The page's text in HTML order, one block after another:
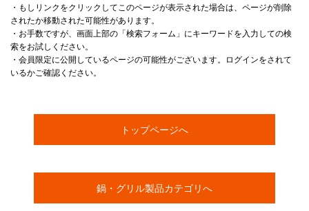
・もしリンクをクリックしてこのページが表示された場合は、ページが削除
されたか移動された可能性があります。
・お手数ですが、画面上部の「検索フォーム」にキーワードを入力しての検
索をお試しください。
・会員限定に公開しているページの可能性がございます。ログインをされて
いるかご確認ください。
トップページへ
鍋・グリル製品カテゴリへ